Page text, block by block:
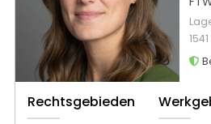
Rechtsgebieden